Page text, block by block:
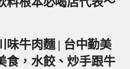
味牛肉麵 | 台中勤美
食，水餃、炒手跟牛